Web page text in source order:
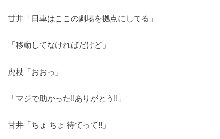
甘井「日車はここの劇場を拠点にしてる」
「移動してなければだけど」
虎杖「おおっ」
「マジで助かった!!ありがとう!!」
甘井「ちょ ちょ 待てって!!」